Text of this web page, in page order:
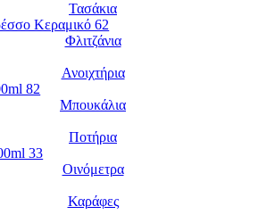
Τασάκια
Φλιτζάνια
Ανοιχτήρια
Μπουκάλια
Ποτήρια
Οινόμετρα
Καράφες